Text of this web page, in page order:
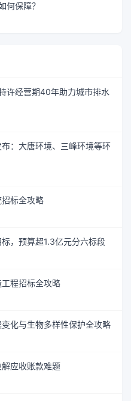
何保障？
许经营期40年助力城市排水
：大唐环境、三峰环境等环
标全攻略
，预算超1.3亿元分六标段
程招标全攻略
化与生物多样性保护全攻略
应收账款难题